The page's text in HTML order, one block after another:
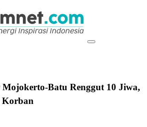
Batu Renggut 10 Jiwa,
Korban